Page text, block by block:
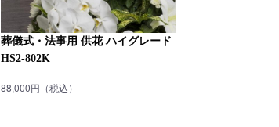
葬儀式・法事用 供花 ハイグレード
HS2-802K
88,000円（税込）